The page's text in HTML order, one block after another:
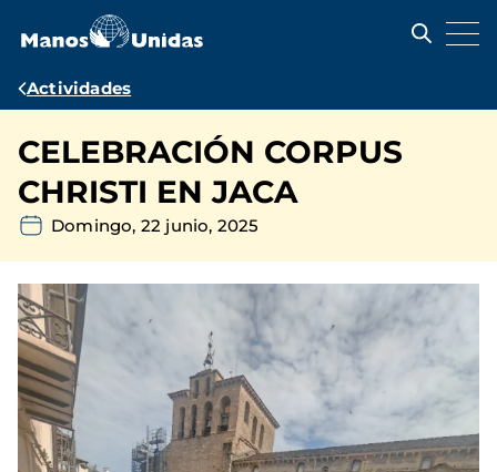
contenido
Ruta
navegación
Actividades
CELEBRACIÓN CORPUS
CHRISTI EN JACA
Domingo, 22 junio, 2025